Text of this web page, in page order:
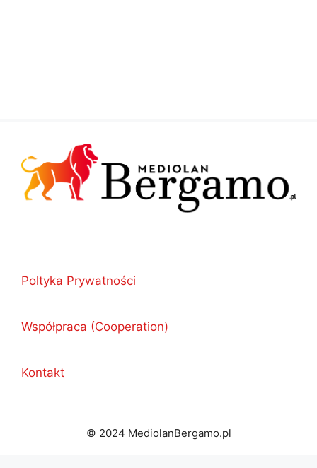
Poltyka Prywatności
Współpraca (Cooperation)
Kontakt
© 2024 MediolanBergamo.pl